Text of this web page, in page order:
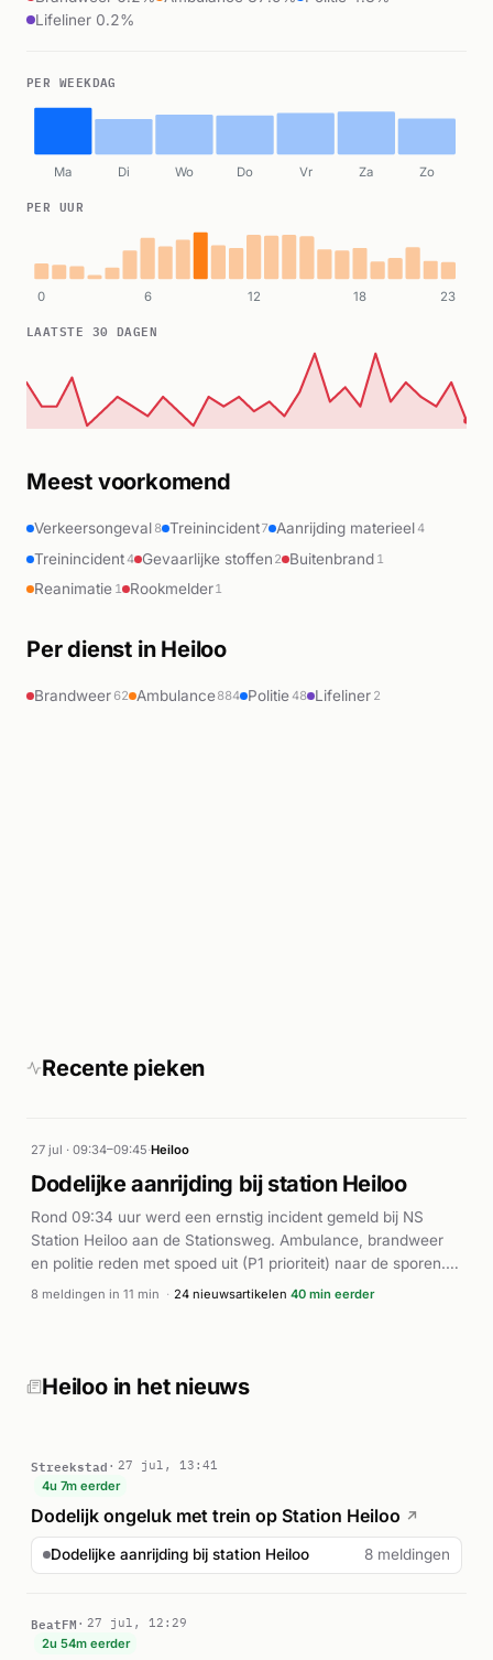
Lifeliner 0.2%
PER WEEKDAG
Ma Di Wo Do Vr Za Zo
PER UUR
0 6 12 18 23
LAATSTE 30 DAGEN
Meest voorkomend
Verkeersongeval 8 Treinincident7 Aanrijding materieel4
Treinincident4 Gevaarlijke stoffen 2 Buitenbrand 1
Reanimatie 1 Rookmelder1
Per dienst in Heiloo
Brandweer 62 Ambulance884 Politie48 Lifeliner 2
Recente pieken
27 jul · 09:34–09:45·Heiloo
Dodelijke aanrijding bij station Heiloo
Rond 09:34 uur werd een ernstig incident gemeld bij NS
Station Heiloo aan de Stationsweg. Ambulance, brandweer
en politie reden met spoed uit (P1 prioriteit) naar de sporen.
Volgens meerdere bronnen ging het om een dodelijke
waren massaal ter plaatse om het incident af te handelen. Dit
was een van de ernstigere incidenten bij het Heiloose station.
8 meldingen in 11 min · 24 nieuwsartikelen 40 min eerder
Heiloo in het nieuws
Streekstad
27 jul, 13:41
4u 7m eerder
Dodelijk ongeluk met trein op Station Heiloo ↗
Dodelijke aanrijding bij station Heiloo 8 meldingen
BeatFM
27 jul, 12:29
2u 54m eerder